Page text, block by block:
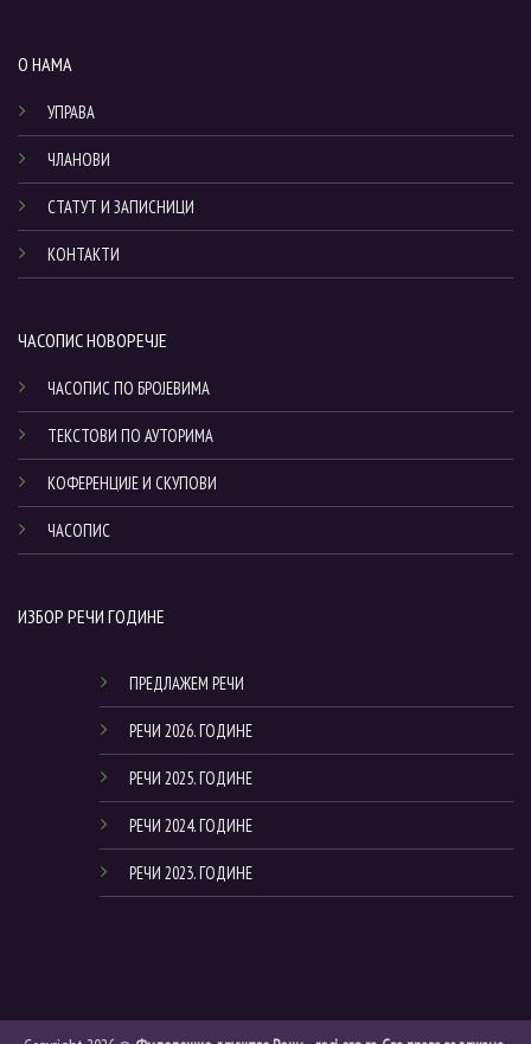
О НАМА
УПРАВА
ЧЛАНОВИ
СТАТУТ И ЗАПИСНИЦИ
КОНТАКТИ
ЧАСОПИС НОВОРЕЧЈЕ
ЧАСОПИС ПО БРОЈЕВИМА
ТЕКСТОВИ ПО АУТОРИМА
КОФЕРЕНЦИЈЕ И СКУПОВИ
ЧАСОПИС
ИЗБОР РЕЧИ ГОДИНЕ
ПРЕДЛАЖЕМ РЕЧИ
РЕЧИ 2026. ГОДИНЕ
РЕЧИ 2025. ГОДИНЕ
РЕЧИ 2024. ГОДИНЕ
РЕЧИ 2023. ГОДИНЕ